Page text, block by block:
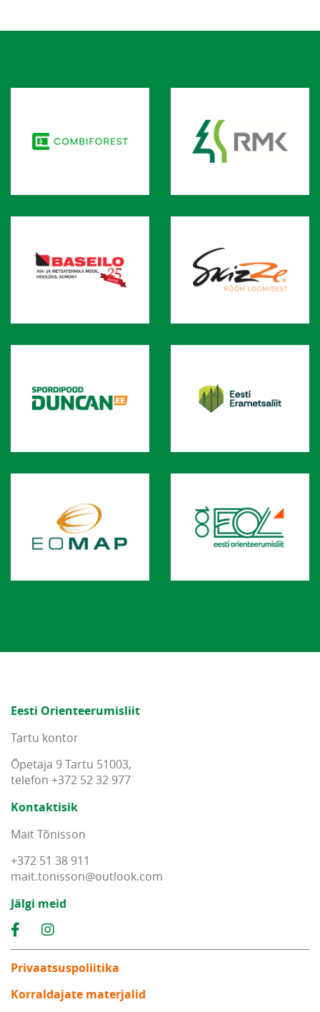
Eesti Orienteerumisliit
Tartu kontor
Õpetaja 9 Tartu 51003,
telefon +372 52 32 977
Kontaktisik
Mait Tõnisson
+372 51 38 911
mait.tonisson@outlook.com
Jälgi meid
Privaatsuspoliitika
Korraldajate materjalid